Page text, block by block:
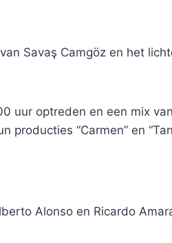
Savaş Camgöz en het
uur optreden en een mix
“Carmen” en
Alonso en Ricardo